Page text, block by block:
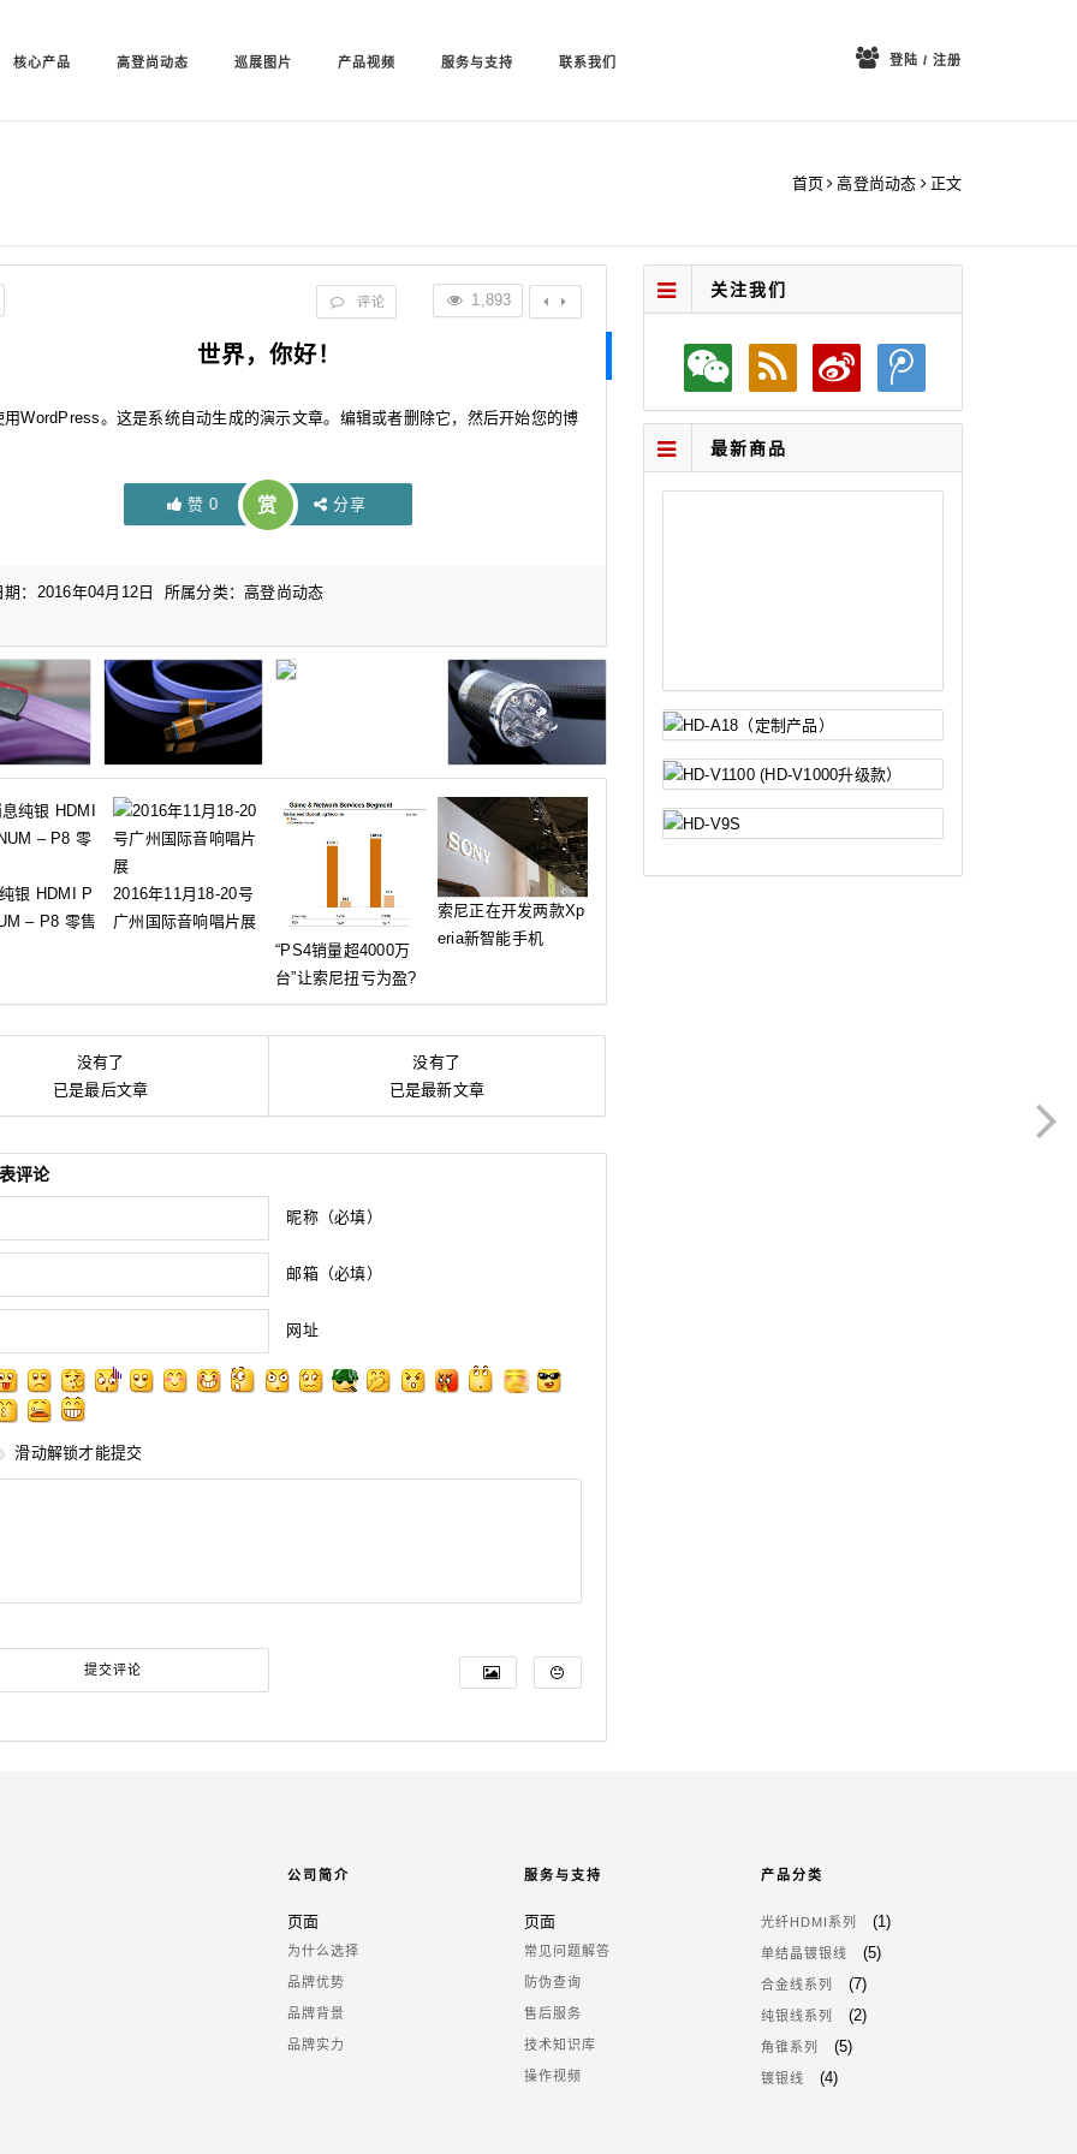
登陆 / 注册
核心产品 高登尚动态 巡展图片 产品视频 服务与支持 联系我们
首页 高登尚动态 正文
关注我们
最新商品
世界，你好！
用WordPress。这是系统自动生成的演示文章。编辑或者删除它，然后开始您的博
赞 0 赏 分享
评论 1,893
期：2016年04月12日 所属分类：高登尚动态
银 HDMI P
– P8 零售
2016年11月18-20号
广州国际音响唱片展
“PS4销量超4000万
台”让索尼扭亏为盈?
索尼正在开发两款Xp
eria新智能手机
没有了
已是最后文章
没有了
已是最新文章
评论
昵称（必填）
邮箱（必填）
网址
滑动解锁才能提交
公司简介
页面
为什么选择
品牌优势
品牌背景
品牌实力
服务与支持
页面
常见问题解答
防伪查询
售后服务
技术知识库
操作视频
产品分类
光纤HDMI系列 (1)
单结晶镀银线 (5)
合金线系列 (7)
纯银线系列 (2)
角锥系列 (5)
镀银线 (4)